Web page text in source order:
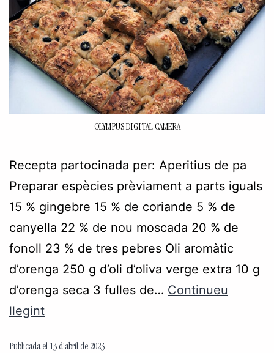
OLYMPUS DIGITAL CAMERA
Recepta partocinada per: Aperitius de pa
Preparar espècies prèviament a parts iguals
15 % gingebre 15 % de coriande 5 % de
canyella 22 % de nou moscada 20 % de
fonoll 23 % de tres pebres Oli aromàtic
d’orenga 250 g d’oli d’oliva verge extra 10 g
d’orenga seca 3 fulles de… Continueu
llegint
Publicada el 13 d'abril de 2023